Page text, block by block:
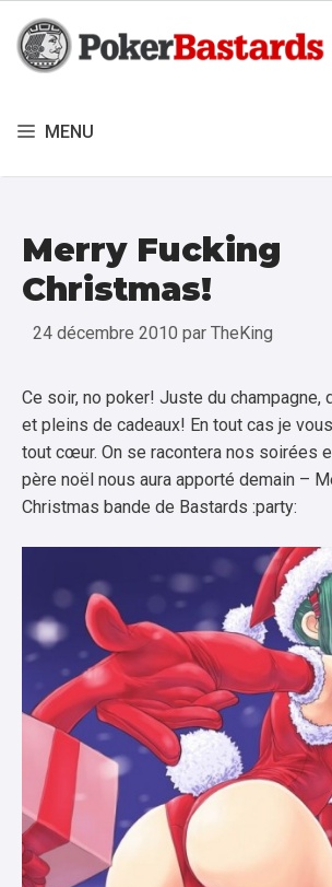
contenu
MENU
Merry Fucking
Christmas!
24 décembre 2010 par TheKing
Ce soir, no poker! Juste du
et pleins de cadeaux! En tout cas je
tout cœur. On se racontera nos soirées
père noël nous aura apporté demain –
Christmas bande de Bastards :party: